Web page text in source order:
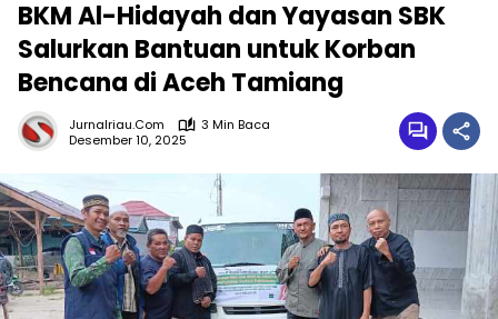
BKM Al-Hidayah dan Yayasan SBK
Salurkan Bantuan untuk Korban
Bencana di Aceh Tamiang
Jurnalriau.com
3 Min Baca
Desember 10, 2025